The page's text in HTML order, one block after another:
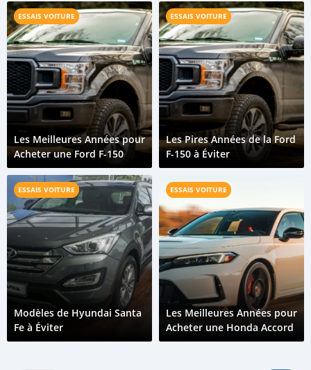
ESSAIS VOITURE
Les Meilleures Années pour
Acheter une Ford F-150
ESSAIS VOITURE
Les Pires Années de la Ford
F-150 à Éviter
ESSAIS VOITURE
Modèles de Hyundai Santa
Fe à Éviter
ESSAIS VOITURE
Les Meilleures Années pour
Acheter une Honda Accord